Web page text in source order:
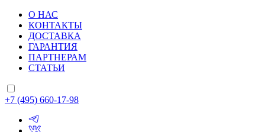
О НАС
КОНТАКТЫ
ДОСТАВКА
ГАРАНТИЯ
ПАРТНЕРАМ
СТАТЬИ
+7 (495) 660-17-98